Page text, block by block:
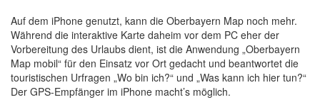
Auf dem iPhone genutzt, kann die Oberbayern Map noch mehr.
Während die interaktive Karte daheim vor dem PC eher der
Vorbereitung des Urlaubs dient, ist die Anwendung „Oberbayern
Map mobil“ für den Einsatz vor Ort gedacht und beantwortet die
touristischen Urfragen „Wo bin ich?“ und „Was kann ich hier tun?“
Der GPS-Empfänger im iPhone macht’s möglich.